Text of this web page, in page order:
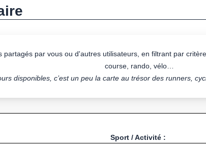
partagés par vous ou d'autres utilisateurs, en filtrant par
course, rando, vélo…
disponibles, c’est un peu la carte au trésor des runners,
Sport / Activité :